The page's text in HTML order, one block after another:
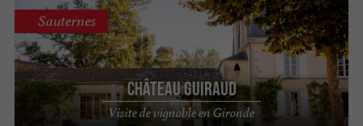
Château Guiraud
Visite de vignoble en Gironde
Sauternes